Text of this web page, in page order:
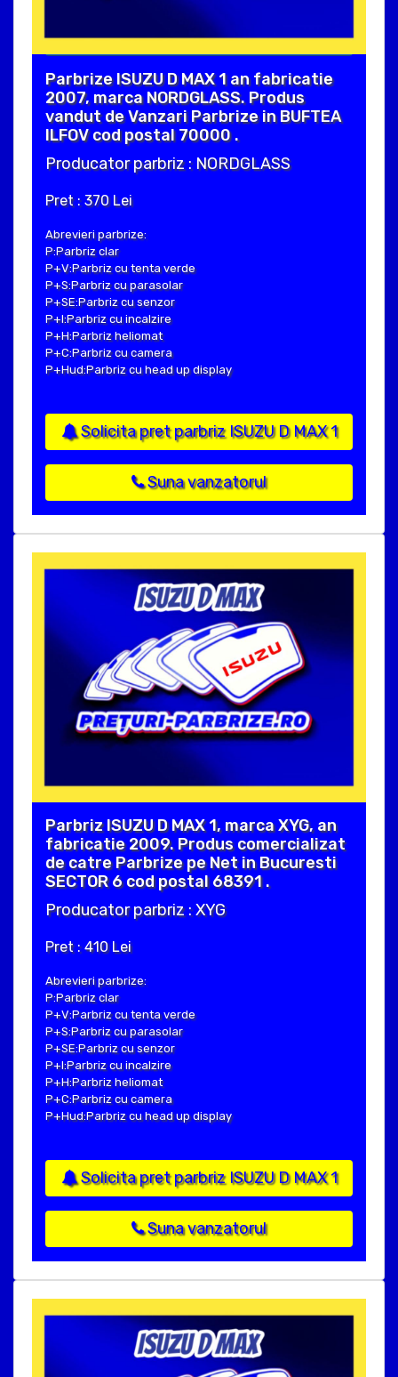
Parbrize ISUZU D MAX 1 an fabricatie
2007, marca NORDGLASS. Produs
vandut de Vanzari Parbrize in BUFTEA
ILFOV cod postal 70000 .
Producator parbriz : NORDGLASS
Pret : 370 Lei
Abrevieri parbrize:
P:Parbriz clar
P+V:Parbriz cu tenta verde
P+S:Parbriz cu parasolar
P+SE:Parbriz cu senzor
P+I:Parbriz cu incalzire
P+H:Parbriz heliomat
P+C:Parbriz cu camera
P+Hud:Parbriz cu head up display
Solicita pret parbriz ISUZU D MAX 1
Suna vanzatorul
Parbriz ISUZU D MAX 1, marca XYG, an
fabricatie 2009. Produs comercializat
de catre Parbrize pe Net in Bucuresti
SECTOR 6 cod postal 68391 .
Producator parbriz : XYG
Pret : 410 Lei
Abrevieri parbrize:
P:Parbriz clar
P+V:Parbriz cu tenta verde
P+S:Parbriz cu parasolar
P+SE:Parbriz cu senzor
P+I:Parbriz cu incalzire
P+H:Parbriz heliomat
P+C:Parbriz cu camera
P+Hud:Parbriz cu head up display
Solicita pret parbriz ISUZU D MAX 1
Suna vanzatorul